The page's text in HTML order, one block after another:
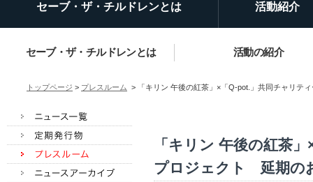
セーブ・ザ・チルドレンとは 活動紹介
セーブ・ザ・チルドレンとは 活動の紹介
トップページ > プレスルーム > 「キリン 午後の紅茶」×「Q-pot.」共同チャリテ
「キリン 午後の紅茶
プロジェクト 延期の